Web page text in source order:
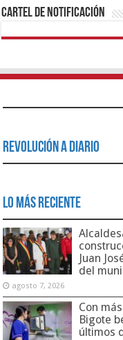
Cartel de Notificación
Revolución a Diario
Lo Más Reciente
Juan
del
agosto 7, 2026
Con
Bigote
últimos